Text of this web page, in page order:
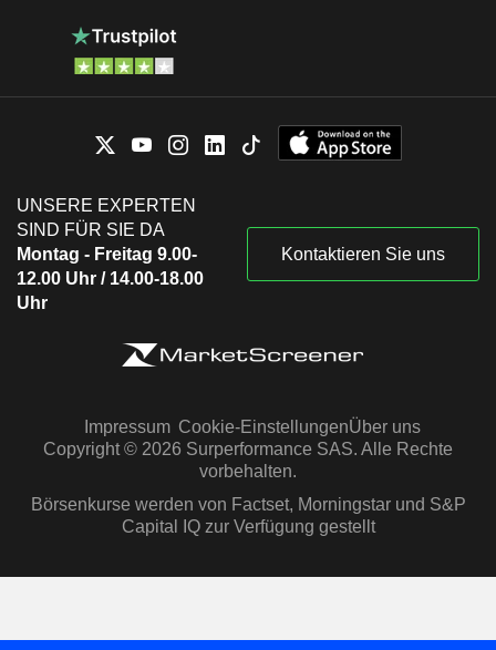
UNSERE EXPERTEN
SIND FÜR SIE DA
Montag - Freitag 9.00-
12.00 Uhr / 14.00-18.00
Uhr
Kontaktieren Sie uns
Impressum Cookie-EinstellungenÜber uns
Copyright © 2026 Surperformance SAS. Alle Rechte
vorbehalten.
Börsenkurse werden von Factset, Morningstar und S&P
Capital IQ zur Verfügung gestellt